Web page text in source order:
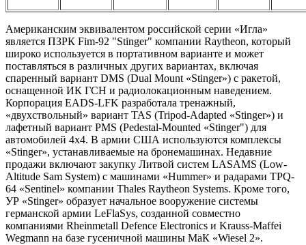
Американским эквивалентом российской серии «Игла»
является ПЗРК Fim-92 "Stinger" компании Raytheon, который
широко используется в портативном варианте и может
поставляться в различных других вариантах, включая
спаренный вариант DMS (Dual Mount «Stinger») с ракетой,
оснащенной ИК ГСН и радиолокационным наведением.
Корпорация EADS-LFK разработала тренажный,
«двухствольный» вариант TAS (Tripod-Adapted «Stinger») и
лафетный вариант PMS (Pedestal-Mounted «Stinger") для
автомобилей 4x4. В армии США используются комплексы
«Stinger», устанавливаемые на бронемашинах. Недавние
продажи включают закупку Литвой систем LASAMS (Low-
Altitude Sam System) с машинами «Hummer» и радарами TPQ-
64 «Sentinel» компании Thales Raytheon Systems. Кроме того,
УР «Stinger» образует начальное вооружение системы
германской армии LeFlaSys, созданной совместно
компаниями Rheinmetall Defence Electronics и Krauss-Maffei
Wegmann на базе гусеничной машины МаК «Wiesel 2».